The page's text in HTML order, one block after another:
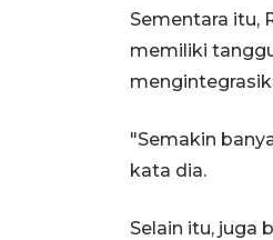
Sementara itu,
memiliki
"Semakin
kata dia.
Selain itu, juga